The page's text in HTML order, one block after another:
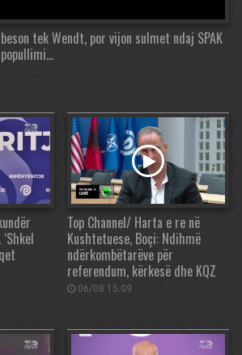
tek Wendt, por vijon sulmet ndaj SPAK
Top Channel/ Harta e re në
Kushtetuese, Boçi: Ndihmë
ndërkombëtarëve për
referendum, kërkesë dhe KQZ
06/08 15:09